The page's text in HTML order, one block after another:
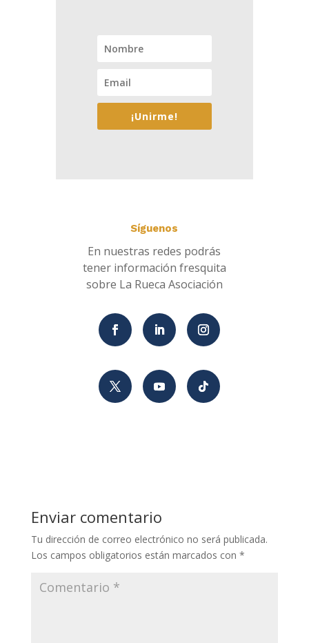
¡Unirme!
Síguenos
En nuestras redes podrás
tener información fresquita
sobre La Rueca Asociación
Enviar comentario
Tu dirección de correo electrónico no será publicada.
Los campos obligatorios están marcados con *